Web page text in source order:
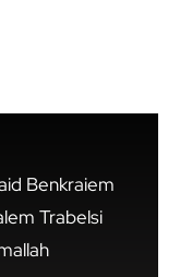
Benkraiem
Trabelsi